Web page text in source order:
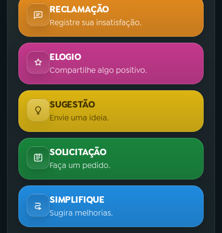
RECLAMAÇÃO
Registre sua insatisfação.
ELOGIO
Compartilhe algo positivo.
SUGESTÃO
Envie uma ideia.
SOLICITAÇÃO
Faça um pedido.
SIMPLIFIQUE
Sugira melhorias.